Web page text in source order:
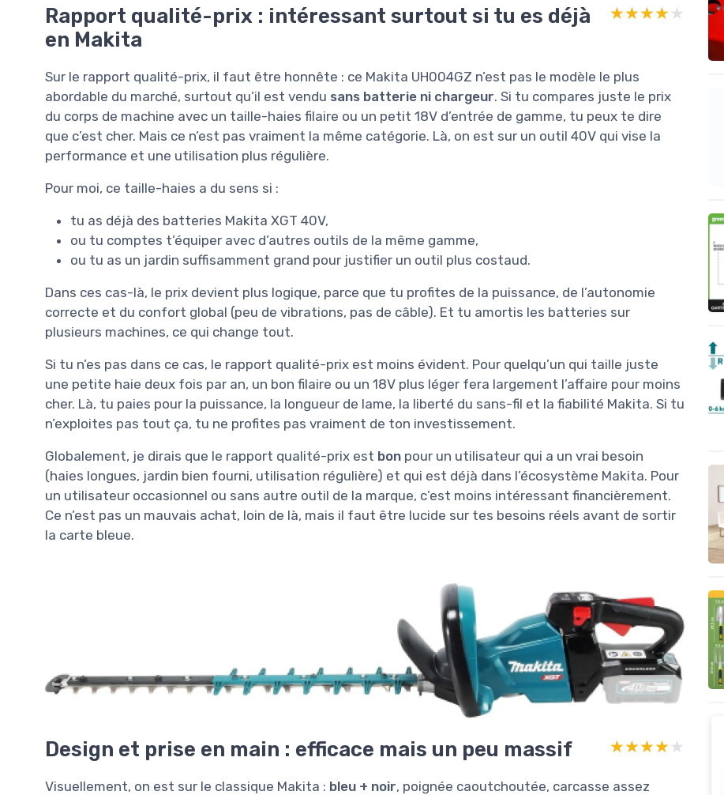
Rapport qualité-prix : intéressant surtout si tu es déjà
en Makita
★★★★★
★★★★★
Sur le rapport qualité-prix, il faut être honnête : ce Makita UH004GZ n’est pas le modèle le plus
abordable du marché, surtout qu’il est vendu sans batterie ni chargeur. Si tu compares juste le prix
du corps de machine avec un taille-haies filaire ou un petit 18V d’entrée de gamme, tu peux te dire
que c’est cher. Mais ce n’est pas vraiment la même catégorie. Là, on est sur un outil 40V qui vise la
performance et une utilisation plus régulière.
Pour moi, ce taille-haies a du sens si :
tu as déjà des batteries Makita XGT 40V,
ou tu comptes t’équiper avec d’autres outils de la même gamme,
ou tu as un jardin suffisamment grand pour justifier un outil plus costaud.
Dans ces cas-là, le prix devient plus logique, parce que tu profites de la puissance, de l’autonomie
correcte et du confort global (peu de vibrations, pas de câble). Et tu amortis les batteries sur
plusieurs machines, ce qui change tout.
Si tu n’es pas dans ce cas, le rapport qualité-prix est moins évident. Pour quelqu’un qui taille juste
une petite haie deux fois par an, un bon filaire ou un 18V plus léger fera largement l’affaire pour moins
cher. Là, tu paies pour la puissance, la longueur de lame, la liberté du sans-fil et la fiabilité Makita. Si tu
n’exploites pas tout ça, tu ne profites pas vraiment de ton investissement.
Globalement, je dirais que le rapport qualité-prix est bon pour un utilisateur qui a un vrai besoin
(haies longues, jardin bien fourni, utilisation régulière) et qui est déjà dans l’écosystème Makita. Pour
un utilisateur occasionnel ou sans autre outil de la marque, c’est moins intéressant financièrement.
Ce n’est pas un mauvais achat, loin de là, mais il faut être lucide sur tes besoins réels avant de sortir
la carte bleue.
Design et prise en main : efficace mais un peu massif ★★★★★
★★★★★
Visuellement, on est sur le classique Makita : bleu + noir, poignée caoutchoutée, carcasse assez